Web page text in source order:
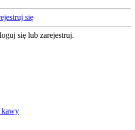
się
się lub zarejestruj.
kawy